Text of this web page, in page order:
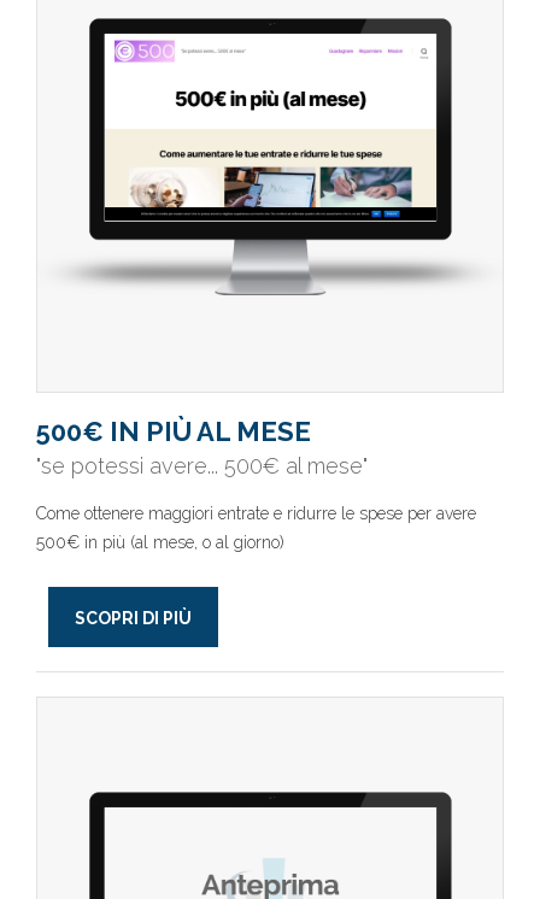
500€ IN PIÙ AL MESE
"se potessi avere... 500€ al mese"
Come ottenere maggiori entrate e ridurre le spese per avere
500€ in più (al mese, o al giorno)
SCOPRI DI PIÙ